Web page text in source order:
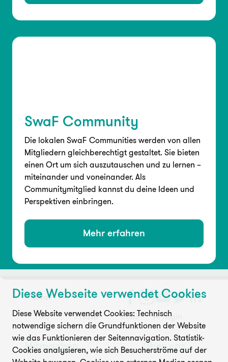
SwaF Community
Die lokalen SwaF Communities werden von allen
Mitgliedern gleichberechtigt gestaltet. Sie bieten
einen Ort um sich auszutauschen und zu lernen –
miteinander und voneinander. Als
Communitymitglied kannst du deine Ideen und
Perspektiven einbringen.
Mehr erfahren
FAQ Presse Jobs Login
Mitmachen Über uns
Diese Webseite verwendet Cookies
Diese Website verwendet Cookies: Technisch
notwendige sichern die Grundfunktionen der Website
wie das Funktionieren der Seitennavigation. Statistik-
Cookies analysieren, wie sich Besucherströme auf der